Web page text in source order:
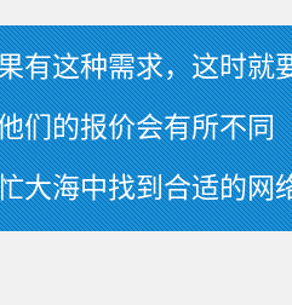
有这种需求，这时就
们的报价会有所不同
大海中找到合适的网